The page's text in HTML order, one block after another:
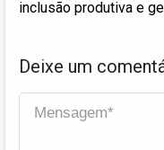
inclusão produtiva e
Deixe um